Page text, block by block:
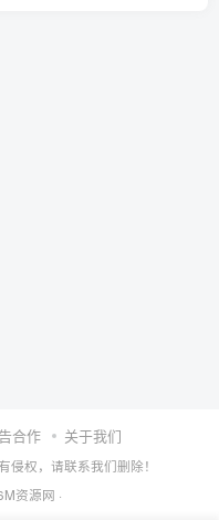
合作 关于我们
侵权，请联系我们删除！
资源网 ·